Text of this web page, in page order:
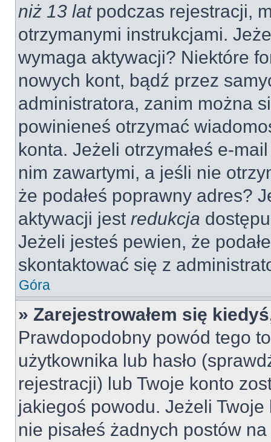
niż 13 latpodczas rejestracji,
otrzymanymi instrukcjami.
wymaga aktywacji? Niektóre
nowych kont, bądź przez
administratora, zanim można
powinieneś otrzymać
konta. Jeżeli otrzymałeś e-
nim zawartymi, a jeśli nie
że podałeś poprawny adres?
aktywacji jest redukcja
Jeżeli jesteś pewien, że
skontaktować się z
Góra
» Zarejestrowałem się
Prawdopodobny powód tego
użytkownika lub hasło
rejestracji) lub Twoje konto
jakiegoś powodu. Jeżeli
nie pisałeś żadnych postów